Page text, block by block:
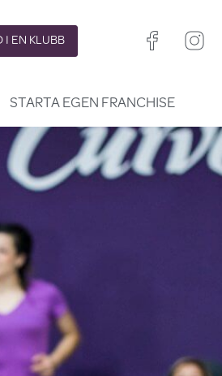
I EN KLUBB
STARTA EGEN FRANCHISE